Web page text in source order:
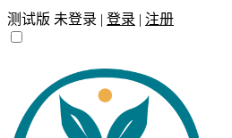
测试版 未登录 | 登录 | 注册